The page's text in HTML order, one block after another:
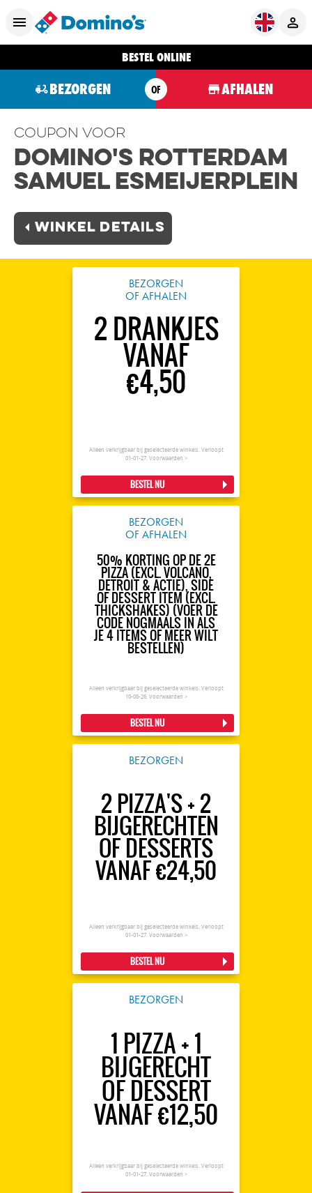
BESTEL ONLINE
BEZORGEN OF AFHALEN
Coupon voor
Domino's Rotterdam
Samuel Esmeijerplein
Winkel Details
BEZORGEN
OF AFHALEN
2 DRANKJES
VANAF
€4,50
Alleen verkrijgbaar bij geselecteerde winkels. Verloopt
01-01-27. Voorwaarden >
BESTEL NU
BEZORGEN
OF AFHALEN
50% KORTING OP DE 2E
PIZZA (EXCL. VOLCANO,
DETROIT & ACTIE), SIDE
OF DESSERT ITEM (EXCL.
THICKSHAKES) (VOER DE
CODE NOGMAALS IN ALS
JE 4 ITEMS OF MEER WILT
BESTELLEN)
Alleen verkrijgbaar bij geselecteerde winkels. Verloopt
10-08-26. Voorwaarden >
BESTEL NU
BEZORGEN
2 PIZZA'S + 2
BIJGERECHTEN
OF DESSERTS
VANAF €24,50
Alleen verkrijgbaar bij geselecteerde winkels. Verloopt
01-01-27. Voorwaarden >
BESTEL NU
BEZORGEN
1 PIZZA + 1
BIJGERECHT
OF DESSERT
VANAF €12,50
Alleen verkrijgbaar bij geselecteerde winkels. Verloopt
01-01-27. Voorwaarden >